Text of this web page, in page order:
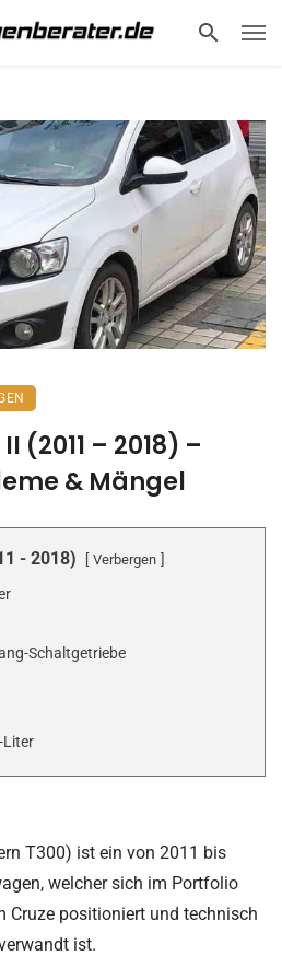
(2011 – 2018) –
& Mängel
- 2018) Verbergen
Schaltgetriebe
Liter
T300) ist ein von 2011 bis
welcher sich im Portfolio
Cruze positioniert und technisch
ist.